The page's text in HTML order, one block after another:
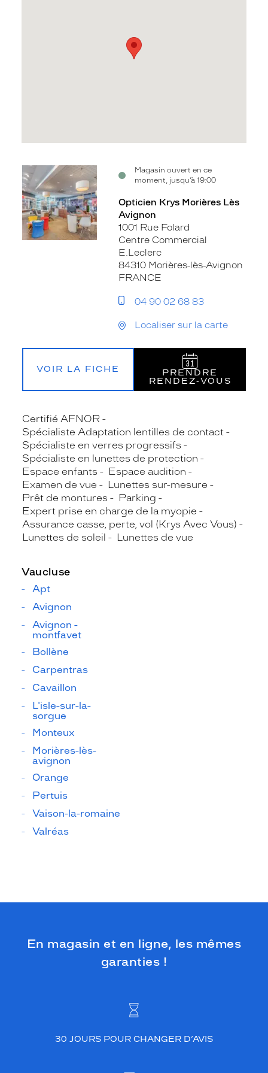
Magasin ouvert en ce
moment, jusqu’à 19:00
Voir
la
fiche
Opticien Krys Morières Lès
Avignon
1001 Rue Folard
Centre Commercial
E.Leclerc
84310 Morières-lès-Avignon
FRANCE
04 90 02 68 83
Localiser sur la carte
VOIR LA FICHE
PRENDRE
RENDEZ‑VOUS
Certifié AFNOR
Spécialiste Adaptation lentilles de contact
Spécialiste en verres progressifs
Spécialiste en lunettes de protection
Espace enfants
Espace audition
Examen de vue
Lunettes sur-mesure
Prêt de montures
Parking
Expert prise en charge de la myopie
Assurance casse, perte, vol (Krys Avec Vous)
Lunettes de soleil
Lunettes de vue
Vaucluse
Apt
Avignon
Avignon -
montfavet
Bollène
Carpentras
Cavaillon
L'isle-sur-la-
sorgue
Monteux
Morières-lès-
avignon
Orange
Pertuis
Vaison-la-romaine
Valréas
En magasin et en ligne, les mêmes
garanties !
30 JOURS POUR CHANGER D’AVIS